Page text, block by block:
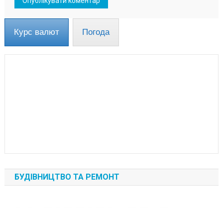
Курс валют Погода
БУДІВНИЦТВО ТА РЕМОНТ